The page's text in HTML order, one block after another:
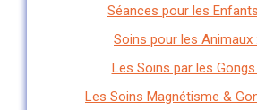
Séances pour les
Soins pour les Animaux
Les Soins par les Gongs
Les Soins Magnétisme &